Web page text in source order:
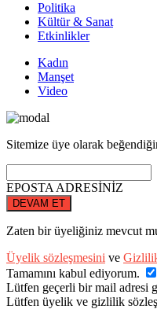
Politika
Kültür & Sanat
Etkinlikler
Kadın
Manşet
Video
Sitemize üye olarak
EPOSTA ADRESİNİZ
DEVAM ET
Zaten bir üyeliğiniz mevcut
Üyelik sözleşmesini ve Gizlilik
Tamamını kabul ediyorum.
Lütfen geçerli bir mail adresi
Lütfen üyelik ve gizlilik